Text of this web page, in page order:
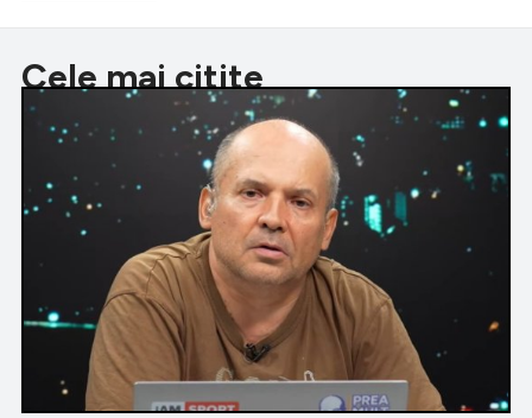
Cele mai citite